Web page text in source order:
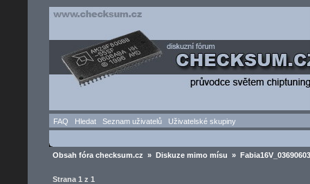
FAQ Hledat Seznam uživatelů Uživatelské skupiny
Obsah fóra checksum.cz » Diskuze mimo mísu »
Strana 1 z 1